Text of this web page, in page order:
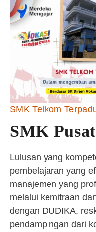
SMK Telkom
SMK
Lulusan yang
pembelajaran yang
manajemen yang
melalui kemitraan
dengan DUDIKA,
pendampingan dari